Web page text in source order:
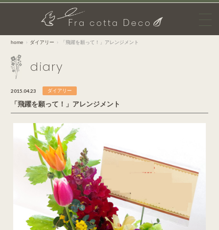
Fra cotta D eco
home ダイアリー 「飛躍を願って！」アレンジメント
diary
2015.04.23 ダイアリー
「飛躍を願って！」アレンジメント